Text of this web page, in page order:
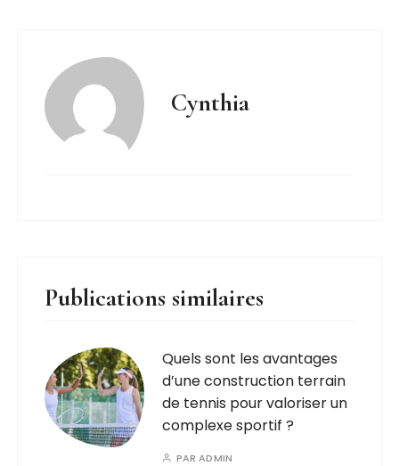
Cynthia
Publications similaires
Quels sont les avantages
d’une construction terrain
de tennis pour valoriser un
complexe sportif ?
PARADMIN